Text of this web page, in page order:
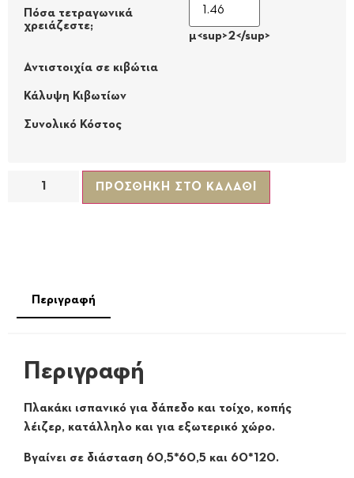
Πόσα τετραγωνικά
χρειάζεστε;
μ<sup>2</sup>
Αντιστοιχία σε κιβώτια
Κάλυψη Κιβωτίων
Συνολικό Κόστος
ΠΡΟΣΘΉΚΗ ΣΤΟ ΚΑΛΆΘΙ
Περιγραφή
Περιγραφή
Πλακάκι ισπανικό για δάπεδο και τοίχο, κοπής
λέιζερ, κατάλληλο και για εξωτερικό χώρο.
Βγαίνει σε διάσταση 60,5*60,5 και 60*120.